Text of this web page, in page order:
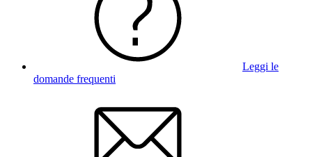
Leggi le
domande frequenti